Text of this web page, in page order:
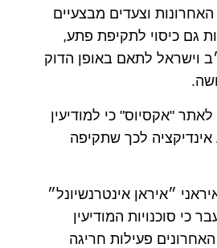
וצעדים מבצעיים
גם כיסוי לתקיפת פתע,
וישראל לתאם באופן הדוק
"אקסיוס" כי למודיעין
אינדיקציה לכך שתקיפה
״איראן אינטרנשיונל״
כי סוכנויות המודיעין
פעילות חריגה